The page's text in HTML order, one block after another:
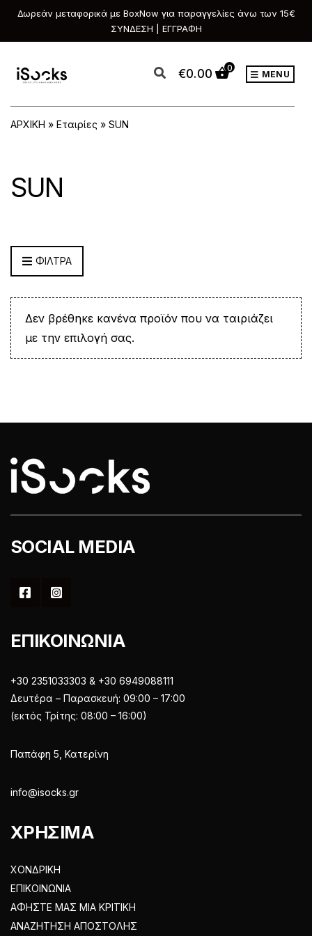
Δωρεάν μεταφορικά με BoxNow για παραγγελίες άνω των 15€
ΣΥΝΔΕΣΗ | ΕΓΓΡΑΦΗ
€0.00 0
MENU
ΑΡΧΙΚΗ » Εταιρίες » SUN
SUN
ΦΙΛΤΡΑ
Δεν βρέθηκε κανένα προϊόν που να ταιριάζει
με την επιλογή σας.
SOCIAL MEDIA
ΕΠΙΚΟΙΝΩΝΙΑ
+30 2351033303 & +30 6949088111
Δευτέρα – Παρασκευή: 09:00 – 17:00
(εκτός Τρίτης: 08:00 – 16:00)
Παπάφη 5, Κατερίνη
info@isocks.gr
ΧΡΗΣΙΜΑ
ΧΟΝΔΡΙΚΗ
ΕΠΙΚΟΙΝΩΝΙΑ
ΑΦΗΣΤΕ ΜΑΣ ΜΙΑ ΚΡΙΤΙΚΗ
ΑΝΑΖΗΤΗΣΗ ΑΠΟΣΤΟΛΗΣ